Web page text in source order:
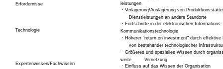
Erfordernisse
leistungen
· Verlagerung/Auslagerung von
Dienstleistungen an andere Standorte
Technologie
· Fortschritte in der elektronischen Informations-
Kommunikationstechnologie
· Höherer "return on investment" durch effektive
von bestehender technologischer
Expertenwissen/Fachwissen
· Größeres und spezielles Wissen durch
weite
Vernetzung
· Einfluss auf das Wissen der Organisation